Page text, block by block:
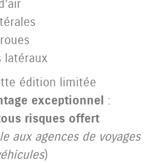
latéraux
édition limitée
exceptionnel :
risques offert
aux agences de voyages
)